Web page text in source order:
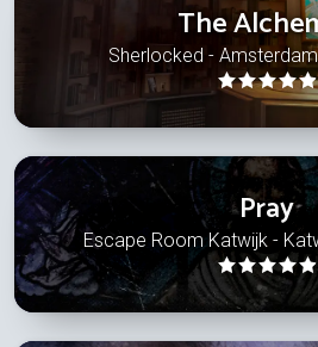
The
Sherlocked -
Pray
Escape Room Katwijk -